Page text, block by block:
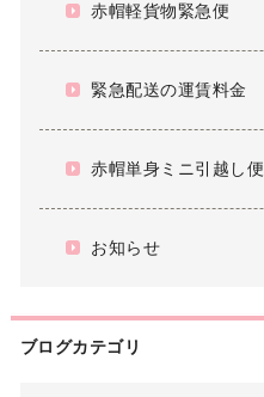
赤帽軽貨物緊急便
緊急配送の運賃料金
赤帽単身ミニ引越し便
お知らせ
ブログカテゴリ